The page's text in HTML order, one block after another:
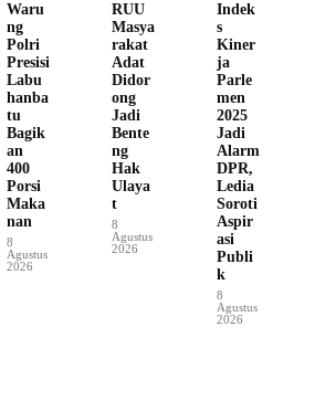
Waru
ng
Polri
Presisi
Labu
hanba
tu
Bagik
an
400
Porsi
Maka
nan
8
Agustus
2026
RUU
Masya
rakat
Adat
Didor
ong
Jadi
Bente
ng
Hak
Ulaya
t
8
Agustus
2026
Indek
s
Kiner
ja
Parle
men
2025
Jadi
Alarm
DPR,
Ledia
Soroti
Aspir
asi
Publi
k
8
Agustus
2026